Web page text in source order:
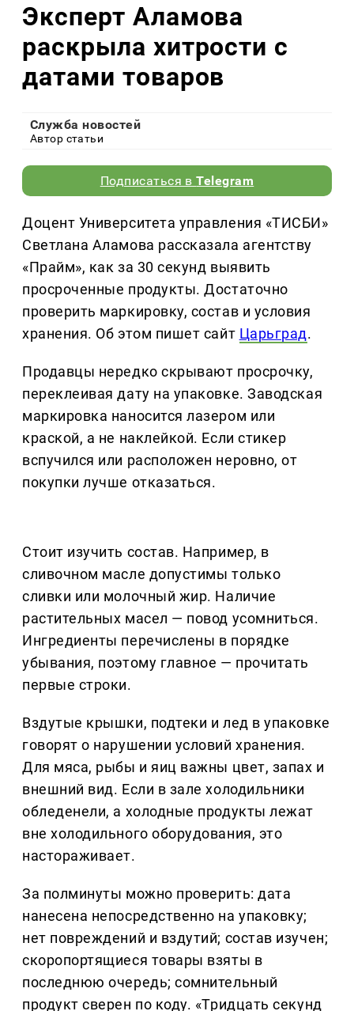
Эксперт Аламова
раскрыла хитрости с
датами товаров
Служба новостей
Автор статьи
Подписаться вTelegram
Доцент Университета управления «ТИСБИ»
Светлана Аламова рассказала агентству
«Прайм», как за 30 секунд выявить
просроченные продукты. Достаточно
проверить маркировку, состав и условия
хранения. Об этом пишет сайт Царьград.
Продавцы нередко скрывают просрочку,
переклеивая дату на упаковке. Заводская
маркировка наносится лазером или
краской, а не наклейкой. Если стикер
вспучился или расположен неровно, от
покупки лучше отказаться.
Стоит изучить состав. Например, в
сливочном масле допустимы только
сливки или молочный жир. Наличие
растительных масел — повод усомниться.
Ингредиенты перечислены в порядке
убывания, поэтому главное — прочитать
первые строки.
Вздутые крышки, подтеки и лед в упаковке
говорят о нарушении условий хранения.
Для мяса, рыбы и яиц важны цвет, запах и
внешний вид. Если в зале холодильники
обледенели, а холодные продукты лежат
вне холодильного оборудования, это
настораживает.
За полминуты можно проверить: дата
нанесена непосредственно на упаковку;
нет повреждений и вздутий; состав изучен;
скоропортящиеся товары взяты в
последнюю очередь; сомнительный
продукт сверен по коду. «Тридцать секунд